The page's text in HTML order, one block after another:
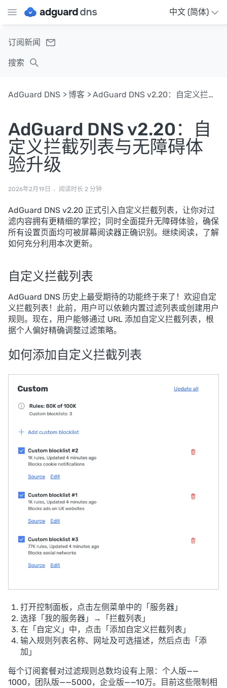
中文 (简体)
订阅新闻
搜索
AdGuard DNS 博客 AdGuard DNS v2.20：自定义拦截列表与无障碍体验升级
AdGuard DNS v2.20：自
定义拦截列表与无障碍体
验升级
2026年2月19日 阅读时长 2 分钟
AdGuard DNS v2.20 正式引入自定义拦截列表，让你对过
滤内容拥有更精细的掌控；同时全面提升无障碍体验，确保
所有设置页面均可被屏幕阅读器正确识别。继续阅读，了解
如何充分利用本次更新。
自定义拦截列表
AdGuard DNS 历史上最受期待的功能终于来了！欢迎自定
义拦截列表！此前，用户可以依赖内置过滤列表或创建用户
规则。现在，用户能够通过 URL 添加自定义拦截列表，根
据个人偏好精确调整过滤策略。
如何添加自定义拦截列表
打开控制面板，点击左侧菜单中的「服务器」
选择「我的服务器」→「拦截列表」
在「自定义」中，点击「添加自定义拦截列表」
输入规则列表名称、网址及可选描述，然后点击「添
加」
每个订阅套餐对过滤规则总数均设有上限：个人版——
1000，团队版——5000，企业版——10万。目前这些限制相